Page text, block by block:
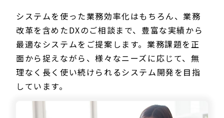
システムを使った業務効率化はもちろん、業務
改革を含めたDXのご相談まで、豊富な実績から
最適なシステムをご提案します。業務課題を正
面から捉えながら、様々なニーズに応じて、無
理なく長く使い続けられるシステム開発を目指
しています。